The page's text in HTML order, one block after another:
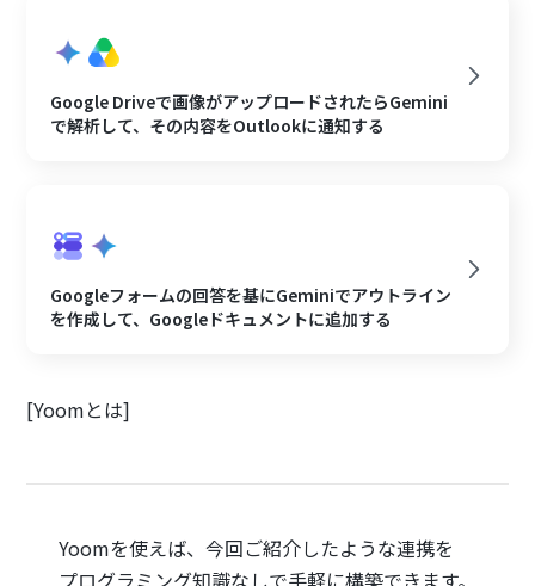
Google Driveで画像がアップロードされたらGemini
で解析して、その内容をOutlookに通知する
Googleフォームの回答を基にGeminiでアウトライン
を作成して、Googleドキュメントに追加する
[Yoomとは]
Yoomを使えば、今回ご紹介したような連携を
プログラミング知識なしで手軽に構築できます。